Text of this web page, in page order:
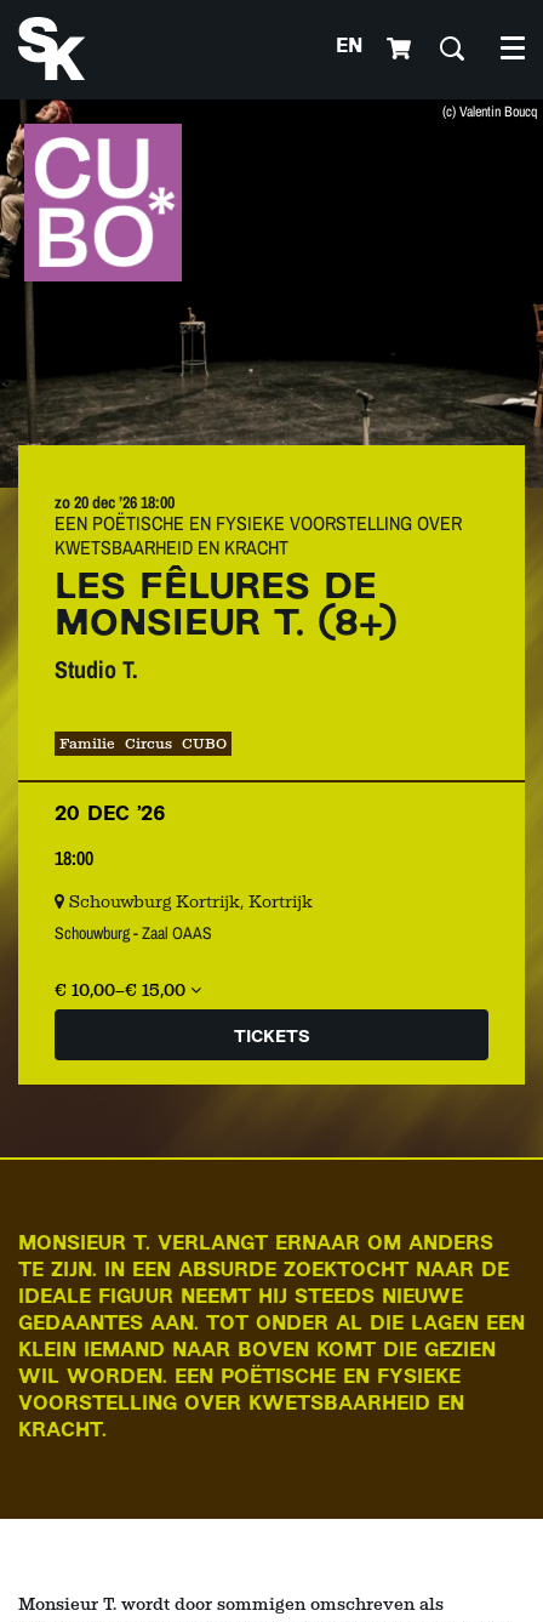
EN
(c) Valentin Boucq
LES FÊLURES DE
MONSIEUR T. (8+)
Studio T.
EEN POËTISCHE EN FYSIEKE VOORSTELLING OVER
KWETSBAARHEID EN KRACHT
zo 20 dec ’2618:00
Familie Circus CUBO
20 DEC ’26
18:00
Schouwburg Kortrijk, Kortrijk
Schouwburg - Zaal OAAS
€ 10,00–€ 15,00
TICKETS
MONSIEUR T. VERLANGT ERNAAR OM ANDERS
TE ZIJN. IN EEN ABSURDE ZOEKTOCHT NAAR DE
IDEALE FIGUUR NEEMT HIJ STEEDS NIEUWE
GEDAANTES AAN. TOT ONDER AL DIE LAGEN EEN
KLEIN IEMAND NAAR BOVEN KOMT DIE GEZIEN
WIL WORDEN. EEN POËTISCHE EN FYSIEKE
VOORSTELLING OVER KWETSBAARHEID EN
KRACHT.
Monsieur T. wordt door sommigen omschreven als